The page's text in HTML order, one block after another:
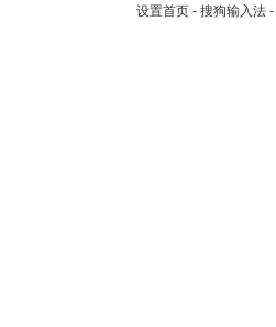
设置首页 - 搜狗输入法 -